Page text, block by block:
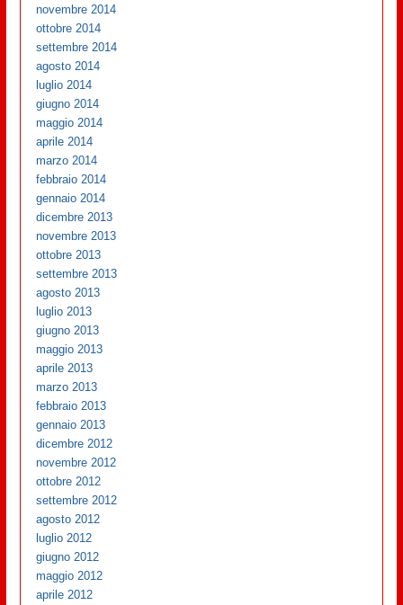
novembre 2014
ottobre 2014
settembre 2014
agosto 2014
luglio 2014
giugno 2014
maggio 2014
aprile 2014
marzo 2014
febbraio 2014
gennaio 2014
dicembre 2013
novembre 2013
ottobre 2013
settembre 2013
agosto 2013
luglio 2013
giugno 2013
maggio 2013
aprile 2013
marzo 2013
febbraio 2013
gennaio 2013
dicembre 2012
novembre 2012
ottobre 2012
settembre 2012
agosto 2012
luglio 2012
giugno 2012
maggio 2012
aprile 2012